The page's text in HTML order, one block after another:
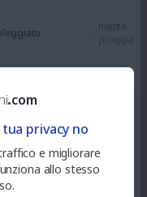
niente
pioggia
niente
.com
privacy no
e migliorare
allo stesso